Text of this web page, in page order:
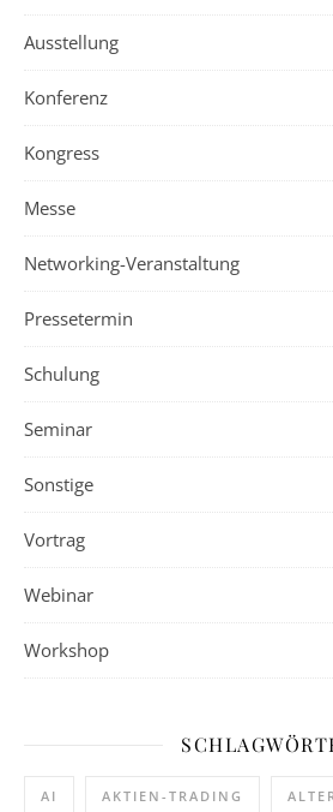
Ausstellung
Konferenz
Kongress
Messe
Networking-Veranstaltung
Pressetermin
Schulung
Seminar
Sonstige
Vortrag
Webinar
Workshop
AI AKTIEN-TRADING